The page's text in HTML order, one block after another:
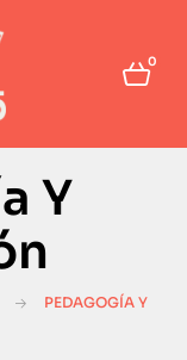
0
Y
PEDAGOGÍA Y